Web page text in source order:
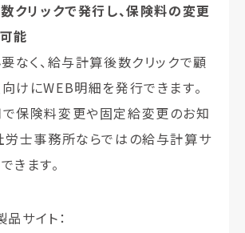
クリックで発行し、保険料の変更
能
なく、給与計算後数クリックで顧
けにWEB明細を発行できます。
保険料変更や固定給変更のお知
労士事務所ならではの給与計算サ
きます。
品サイト：